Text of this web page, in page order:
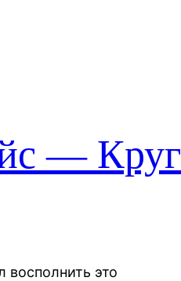
— Круг
восполнить это